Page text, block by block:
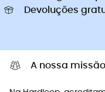
Devoluções
A nossa missão